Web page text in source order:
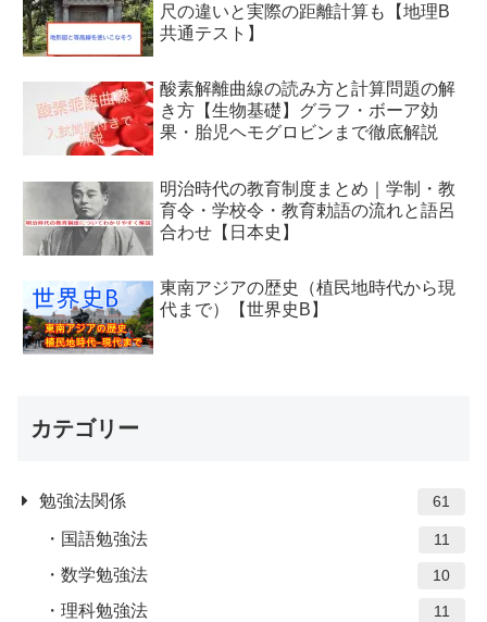
尺の違いと実際の距離計算も【地理B
共通テスト】
酸素解離曲線の読み方と計算問題の解
き方【生物基礎】グラフ・ボーア効
果・胎児ヘモグロビンまで徹底解説
明治時代の教育制度まとめ｜学制・教
育令・学校令・教育勅語の流れと語呂
合わせ【日本史】
東南アジアの歴史（植民地時代から現
代まで）【世界史B】
カテゴリー
勉強法関係 61
国語勉強法 11
数学勉強法 10
理科勉強法 11